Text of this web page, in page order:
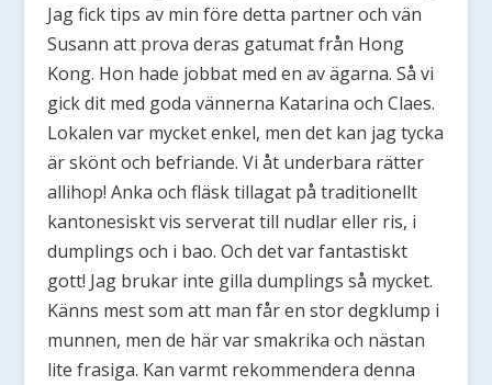
Jag fick tips av min före detta partner och vän
Susann att prova deras gatumat från Hong
Kong. Hon hade jobbat med en av ägarna. Så vi
gick dit med goda vännerna Katarina och Claes.
Lokalen var mycket enkel, men det kan jag tycka
är skönt och befriande. Vi åt underbara rätter
allihop! Anka och fläsk tillagat på traditionellt
kantonesiskt vis serverat till nudlar eller ris, i
dumplings och i bao. Och det var fantastiskt
gott! Jag brukar inte gilla dumplings så mycket.
Känns mest som att man får en stor degklump i
munnen, men de här var smakrika och nästan
lite frasiga. Kan varmt rekommendera denna